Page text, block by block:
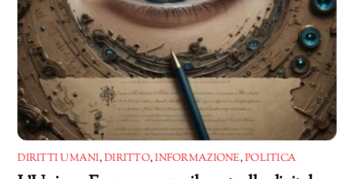
DIRITTI UMANI,DIRITTO,INFORMAZIONE,POLITICA